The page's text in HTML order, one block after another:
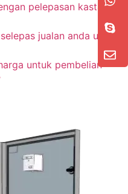
pelepasan kastam
jualan anda untuk
untuk pembelian